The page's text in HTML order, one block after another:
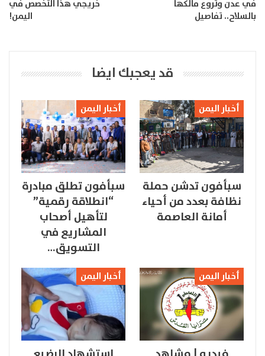
في عدن وتروع مالكها
بالسلاح.. تفاصيل
خريجي هذا التخصص في
اليمن!
قد يعجبك ايضا
أخبار اليمن
سبأفون تدشن حملة
نظافة بعدد من أحياء
أمانة العاصمة
أخبار اليمن
سبأفون تطلق مبادرة
“انطلاقة رقمية”
لتأهيل أصحاب
المشاريع في
التسويق…
أخبار اليمن أخبار اليمن